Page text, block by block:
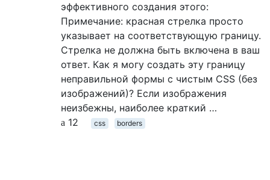
эффективного создания этого:
Примечание: красная стрелка просто
указывает на соответствующую границу.
Стрелка не должна быть включена в ваш
ответ. Как я могу создать эту границу
неправильной формы с чистым CSS (без
изображений)? Если изображения
неизбежны, наиболее краткий …
12
css borders